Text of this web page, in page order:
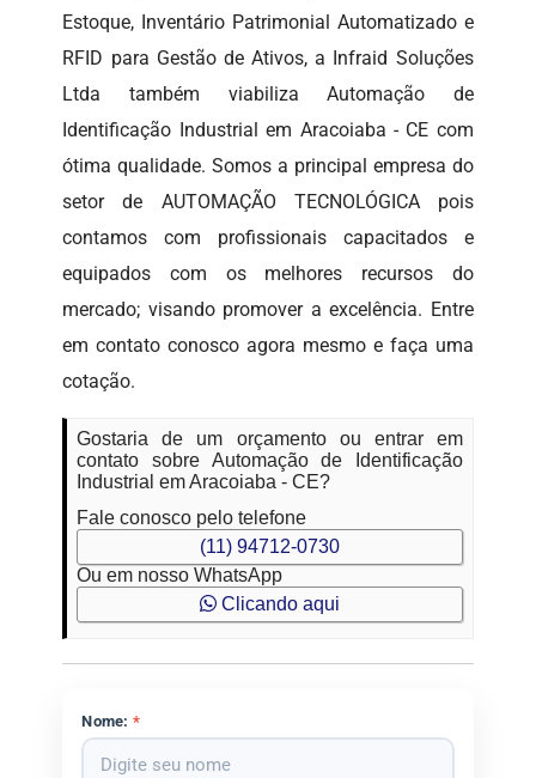
Estoque, Inventário Patrimonial Automatizado e
RFID para Gestão de Ativos, a Infraid Soluções
Ltda também viabiliza Automação de
Identificação Industrial em Aracoiaba - CE com
ótima qualidade. Somos a principal empresa do
setor de AUTOMAÇÃO TECNOLÓGICA pois
contamos com profissionais capacitados e
equipados com os melhores recursos do
mercado; visando promover a excelência. Entre
em contato conosco agora mesmo e faça uma
cotação.
Gostaria de um orçamento ou entrar em
contato sobre Automação de Identificação
Industrial em Aracoiaba - CE?
Fale conosco pelo telefone
(11) 94712-0730
Ou em nosso WhatsApp
Clicando aqui
Nome: *